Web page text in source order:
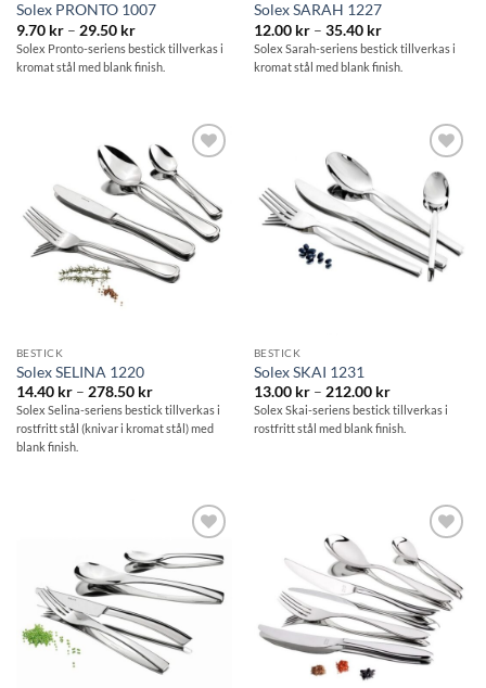
Solex PRONTO 1007
9.70 kr – 29.50 krPrisintervall:
9.70 kr
till
29.50 kr
Solex Pronto-seriens bestick tillverkas i
kromat stål med blank finish.
Solex SARAH 1227
12.00 kr – 35.40 krPrisintervall:
12.00 kr
till
35.40 kr
Solex Sarah-seriens bestick tillverkas i
kromat stål med blank finish.
Lägg till i
önskelistan
BESTICK
Solex SELINA 1220
14.40 kr – 278.50 krPrisintervall:
14.40 kr
till
278.50 kr
Solex Selina-seriens bestick tillverkas i
rostfritt stål (knivar i kromat stål) med
blank finish.
Lägg till i
önskelistan
BESTICK
Solex SKAI 1231
13.00 kr – 212.00 krPrisintervall:
13.00 kr
till
212.00 kr
Solex Skai-seriens bestick tillverkas i
rostfritt stål med blank finish.
Lägg till i
önskelistan
Lägg till i
önskelistan